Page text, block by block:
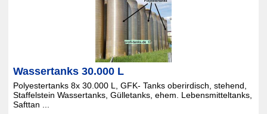
Wassertanks 30.000 L
Polyestertanks 8x 30.000 L, GFK- Tanks oberirdisch, stehend,
Staffelstein Wassertanks, Gülletanks, ehem. Lebensmitteltanks,
Safttan ...